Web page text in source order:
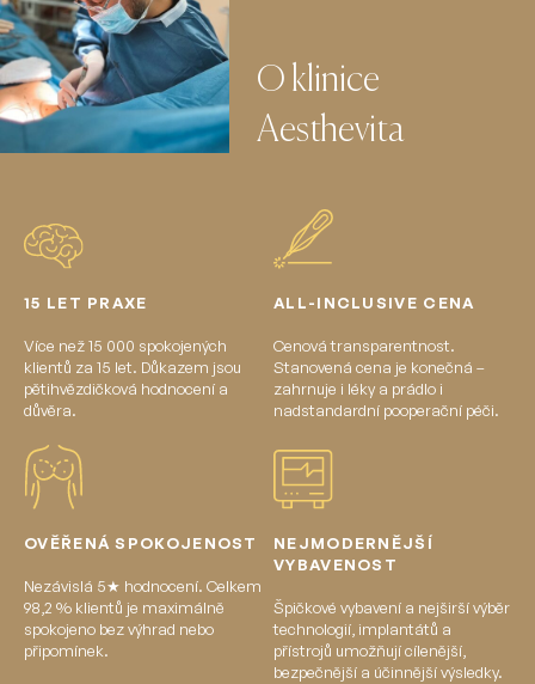
O klinice
Aesthevita
15 LET PRAXE
Více než 15 000 spokojených
klientů za 15 let. Důkazem jsou
pětihvězdičková hodnocení a
důvěra.
ALL-INCLUSIVE CENA
Cenová transparentnost.
Stanovená cena je konečná –
zahrnuje i léky a prádlo i
nadstandardní pooperační péči.
OVĚŘENÁ SPOKOJENOST
Nezávislá 5★ hodnocení. Celkem
98,2 % klientů je maximálně
spokojeno bez výhrad nebo
připomínek.
NEJMODERNĚJŠÍ
VYBAVENOST
Špičkové vybavení a nejširší výběr
technologií, implantátů a
přístrojů umožňují cílenější,
bezpečnější a účinnější výsledky.